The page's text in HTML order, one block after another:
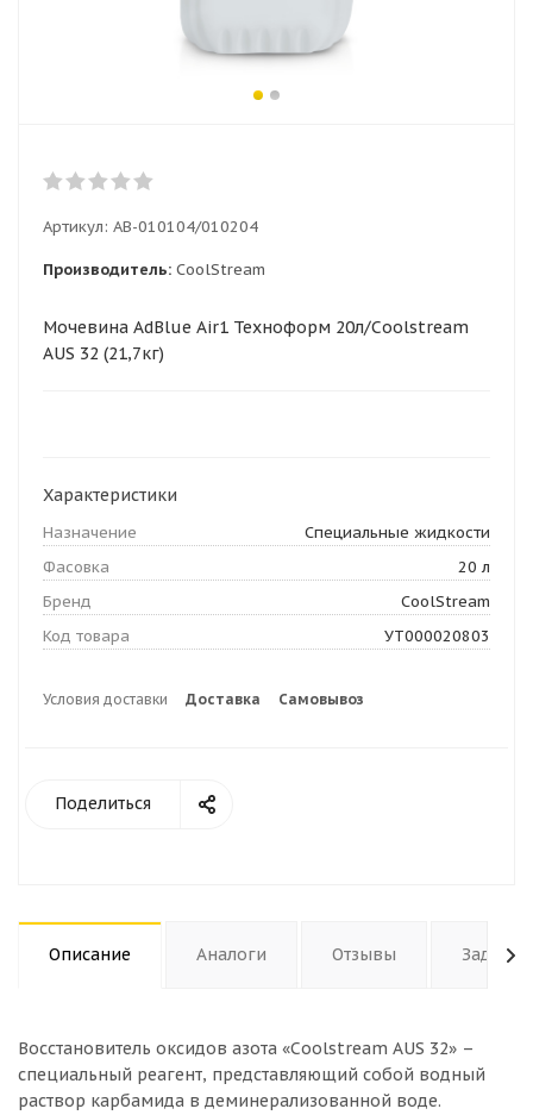
Артикул: AB-010104/010204
Производитель: CoolStream
Мочевина AdBlue Air1 Техноформ 20л/Coolstream
AUS 32 (21,7кг)
Характеристики
Назначение
Специальные жидкости
Фасовка
20 л
Бренд
CoolStream
Код товара
УТ000020803
Условия доставки Доставка Самовывоз
Поделиться
Описание Аналоги Отзывы Задать
Восстановитель оксидов азота «Coolstream AUS 32» –
специальный реагент, представляющий собой водный
раствор карбамида в деминерализованной воде.